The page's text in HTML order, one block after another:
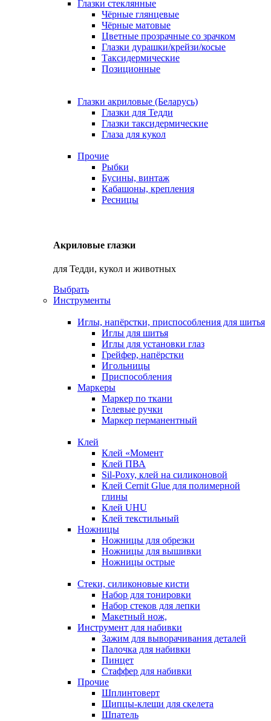
Глазки стеклянные
Чёрные глянцевые
Чёрные матовые
Цветные прозрачные со зрачком
Глазки дурашки/крейзи/косые
Таксидермические
Позиционные
Глазки акриловые (Беларусь)
Глазки для Тедди
Глазки таксидермические
Глаза для кукол
Прочие
Рыбки
Бусины, винтаж
Кабашоны, крепления
Ресницы
Акриловые глазки
для Тедди, кукол и животных
Выбрать
Инструменты
Иглы, напёрстки, приспособления для шитья
Иглы для шитья
Иглы для установки глаз
Грейфер, напёрстки
Игольницы
Приспособления
Маркеры
Маркер по ткани
Гелевые ручки
Маркер перманентный
Клей
Клей «Момент
Клей ПВА
Sil-Poxy, клей на силиконовой
Клей Cernit Glue для полимерной
глины
Клей UHU
Клей текстильный
Ножницы
Ножницы для обрезки
Ножницы для вышивки
Ножницы острые
Стеки, силиконовые кисти
Набор для тонировки
Набор стеков для лепки
Макетный нож,
Инструмент для набивки
Зажим для выворачивания деталей
Палочка для набивки
Пинцет
Стаффер для набивки
Прочие
Шплинтоверт
Щипцы-клещи для скелета
Шпатель